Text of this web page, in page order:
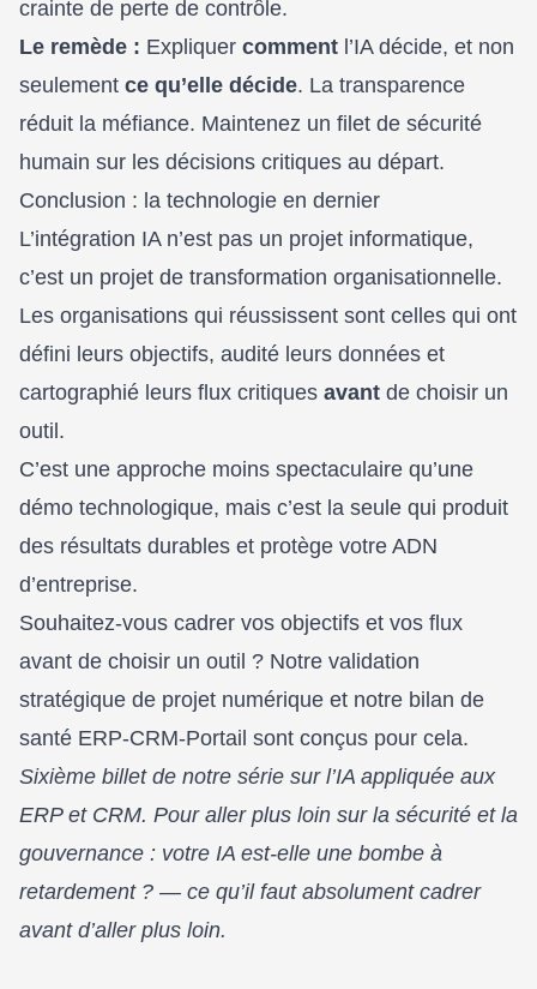
crainte de perte de contrôle.
Le remède : Expliquer comment l’IA décide, et non
seulement ce qu’elle décide. La transparence
réduit la méfiance. Maintenez un filet de sécurité
humain sur les décisions critiques au départ.
Conclusion : la technologie en dernier
L’intégration IA n’est pas un projet informatique,
c’est un projet de transformation organisationnelle.
Les organisations qui réussissent sont celles qui ont
défini leurs objectifs, audité leurs données et
cartographié leurs flux critiques avant de choisir un
outil.
C’est une approche moins spectaculaire qu’une
démo technologique, mais c’est la seule qui produit
des résultats durables et protège votre ADN
d’entreprise.
Souhaitez-vous cadrer vos objectifs et vos flux
avant de choisir un outil ? Notre validation
stratégique de projet numérique et notre bilan de
santé ERP-CRM-Portail sont conçus pour cela.
Sixième billet de notre série sur l’IA appliquée aux
ERP et CRM. Pour aller plus loin sur la sécurité et la
gouvernance : votre IA est-elle une bombe à
retardement ? — ce qu’il faut absolument cadrer
avant d’aller plus loin.